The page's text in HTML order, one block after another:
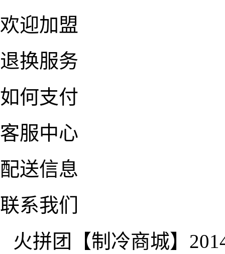
欢迎加盟
退换服务
如何支付
客服中心
配送信息
联系我们
火拼团【制冷商城】